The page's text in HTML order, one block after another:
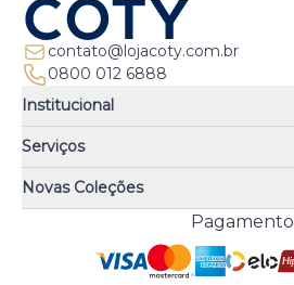
contato@lojacoty.com.br
0800 012 6888
Institucional
Quem somos
Quiz de fragrâncias
Trocas e Devoluções
Troque Fácil
Perguntas Frequentes
Política de Pagamento
Política de Entrega
Serviços
Atendimento
Meus Pedidos
Trabalhe Conosco
Preferências de Cookies
Novas Coleções
Pagamento